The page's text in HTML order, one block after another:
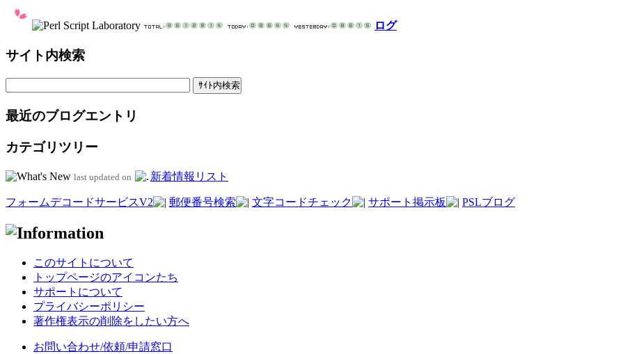
ログ
サイト内検索
最近のブログエントリ
カテゴリツリー
last updated on 新着情報リスト
フォームデコードサービスV2 郵便番号検索 文字コードチェック サポート掲示板 PSLブログ
このサイトについて
トップページのアイコンたち
サポートについて
プライバシーポリシー
著作権表示の削除をしたい方へ
お問い合わせ/依頼/申請窓口